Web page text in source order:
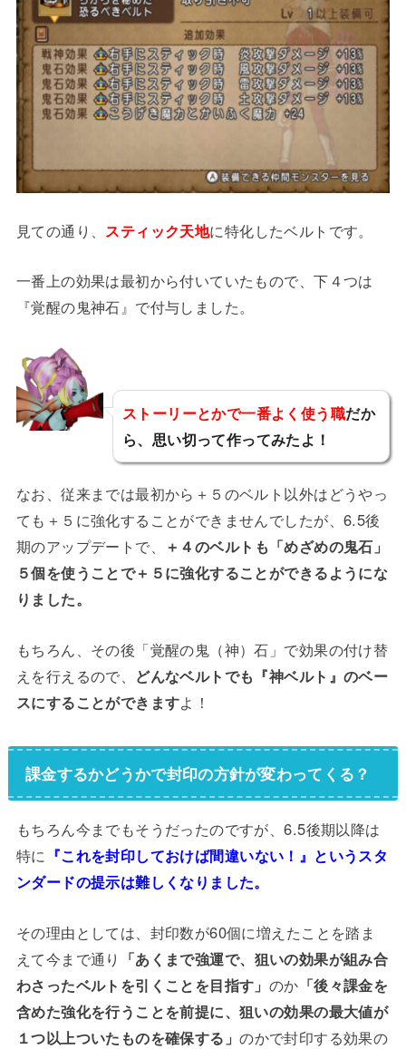
見ての通り、 スティック天地に特化したベルトです。
一番上の効果は最初から付いていたもので、下４つは
『覚醒の鬼神石』で付与しました。
ストーリーとかで一番よく使う職だか
ら、思い切って作ってみたよ！
なお、従来までは最初から＋５のベルト以外はどうやっ
ても＋５に強化することができませんでしたが、6.5後
期のアップデートで、
＋４のベルトも「めざめの鬼石」
５個を使うことで＋５に強化することができるようにな
りました。
もちろん、その後「覚醒の鬼（神）石」で効果の付け替
えを行えるので、 どんなベルトでも『神ベルト』のベー
スにすることができますよ！
課金するかどうかで封印の方針が変わってくる？
もちろん今までもそうだったのですが、6.5後期以降は
特に 『これを封印しておけば間違いない！』というスタ
ンダードの提示は難しくなりました。
その理由としては、封印数が60個に増えたことを踏ま
えて今まで通り 「あくまで強運で、狙いの効果が組み合
わさったベルトを引くことを目指す」 のか 「後々課金を
含めた強化を行うことを前提に、狙いの効果の最大値が
１つ以上ついたものを確保する」のかで封印する効果の